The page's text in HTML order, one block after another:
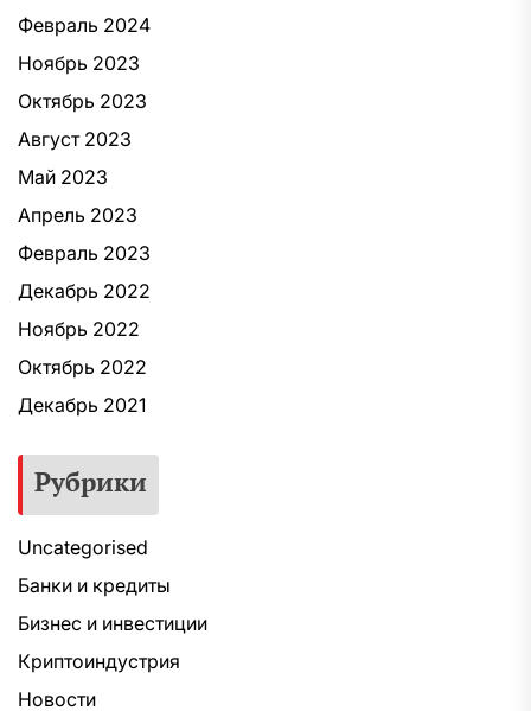
Февраль 2024
Ноябрь 2023
Октябрь 2023
Август 2023
Май 2023
Апрель 2023
Февраль 2023
Декабрь 2022
Ноябрь 2022
Октябрь 2022
Декабрь 2021
Рубрики
Uncategorised
Банки и кредиты
Бизнес и инвестиции
Криптоиндустрия
Новости